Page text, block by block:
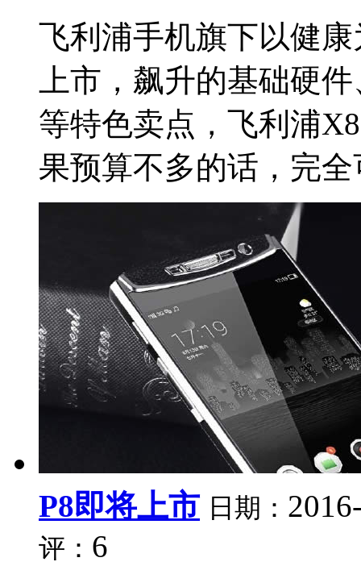
飞利浦手机旗下以健
上市，飙升的基础硬
等特色卖点，飞利浦
果预算不多的话，完全
P8即将上市 日期：
评： 6